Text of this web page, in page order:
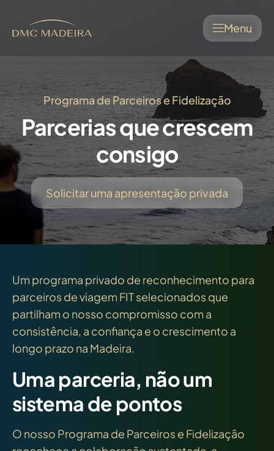
Menu
Programa de Parceiros e Fidelização
Parcerias que crescem
consigo
Solicitar uma apresentação privada
Um programa privado de reconhecimento para
parceiros de viagem FIT selecionados que
partilham o nosso compromisso com a
consistência, a confiança e o crescimento a
longo prazo na Madeira.
Uma parceria, não um
sistema de pontos
O nosso Programa de Parceiros e Fidelização